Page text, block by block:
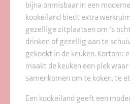
bijna onmisbaar in een
kookeiland biedt extra
gezellige zitplaatsen om ‘s
drinken of gezellig aan te
gekookt in de keuken. Kortom:
maakt de keuken een plek
samenkomen om te koken, te
Een kookeiland geeft een